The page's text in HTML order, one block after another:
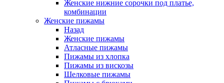
Женские нижние сорочки под платье,
комбинации
Женские пижамы
Назад
Женские пижамы
Атласные пижамы
Пижамы из хлопка
Пижамы из вискозы
Шелковые пижамы